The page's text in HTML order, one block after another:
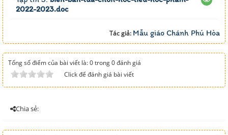
2022-2023.doc
Tác giả: Mẫu giáo Chánh Phú Hòa
Tổng số điểm của bài viết là: 0 trong 0 đánh giá
Click để đánh giá bài viết
Chia sẻ: